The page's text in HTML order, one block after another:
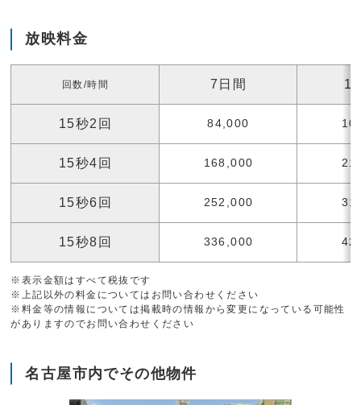
放映料金
回数/時間 7日間
15秒2回 84,000
15秒4回 168,000
15秒6回 252,000
15秒8回 336,000
※表示金額はすべて税抜です
※上記以外の料金についてはお問い合わせください
※料金等の情報については掲載時の情報から変更になっている可能性
がありますのでお問い合わせください
名古屋市内でその他物件